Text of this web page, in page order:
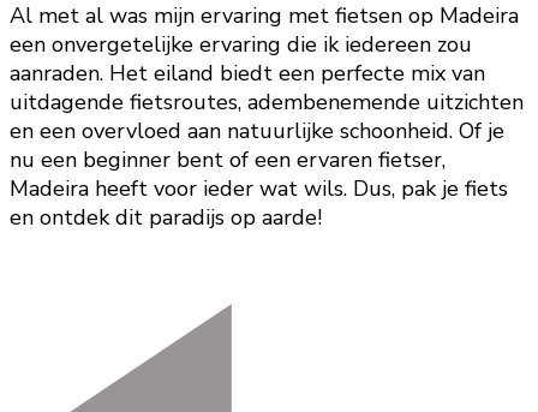
Al met al was mijn ervaring met fietsen op Madeira
een onvergetelijke ervaring die ik iedereen zou
aanraden. Het eiland biedt een perfecte mix van
uitdagende fietsroutes, adembenemende uitzichten
en een overvloed aan natuurlijke schoonheid. Of je
nu een beginner bent of een ervaren fietser,
Madeira heeft voor ieder wat wils. Dus, pak je fiets
en ontdek dit paradijs op aarde!